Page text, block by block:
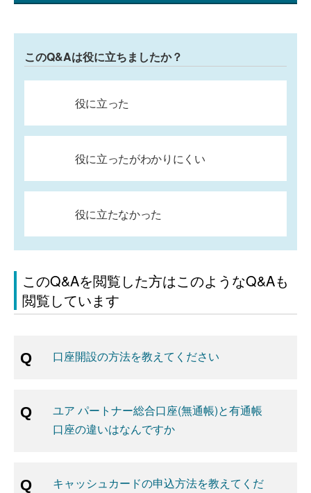
このQ&Aは役に立ちましたか？
役に立った
役に立ったがわかりにくい
役に立たなかった
このQ&Aを閲覧した方はこのようなQ&Aも
閲覧しています
口座開設の方法を教えてください
ユア パートナー総合口座(無通帳)と有通帳
口座の違いはなんですか
キャッシュカードの申込方法を教えてくだ